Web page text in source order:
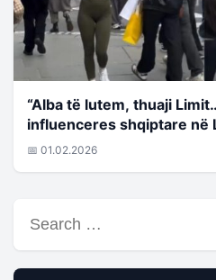
“Alba të lutem, thuaji
influenceres shqiptare në
📅 01.02.2026
for: